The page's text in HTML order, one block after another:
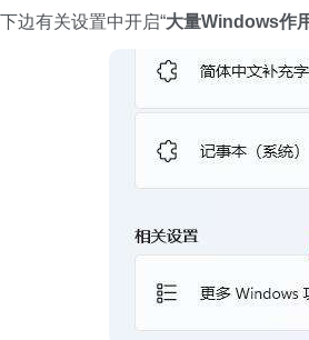
边有关设置中开启“大量Windows作